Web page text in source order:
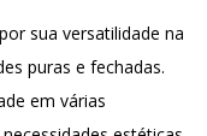
sua versatilidade na
puras e fechadas.
em várias